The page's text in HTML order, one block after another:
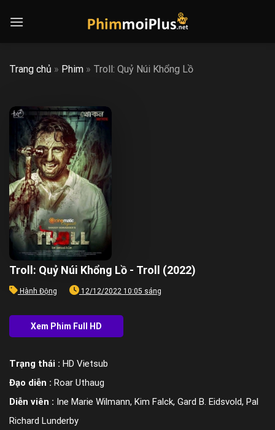
Trang chủ » Phim » Troll: Quỷ Núi Khổng Lồ
Troll: Quỷ Núi Khổng Lồ - Troll (2022)
Hành Động 12/12/2022 10:05 sáng
Trạng thái : HD Vietsub
Đạo diễn : Roar Uthaug
Diễn viên : Ine Marie Wilmann, Kim Falck, Gard B. Eidsvold, Pal
Richard Lunderby